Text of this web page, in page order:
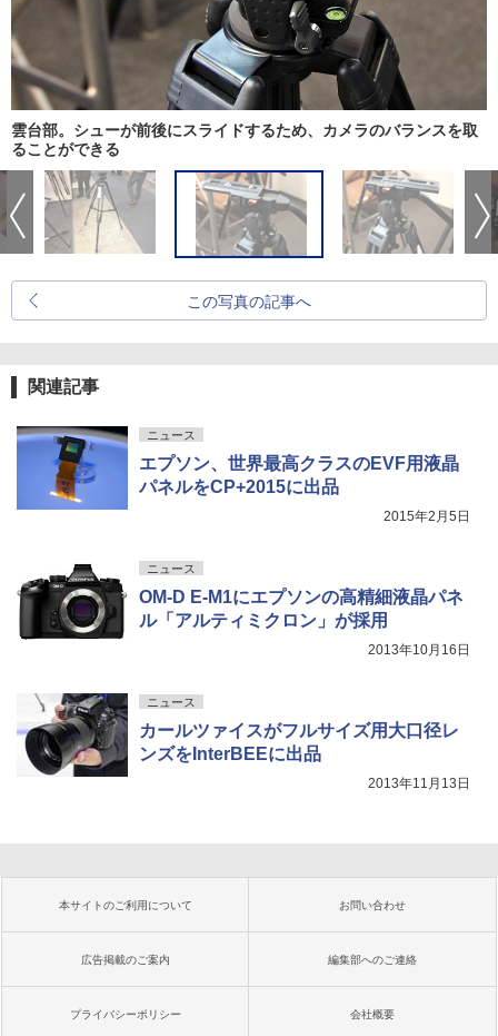
雲台部。シューが前後にスライドするため、カメラのバランスを取
ることができる
この写真の記事へ
関連記事
ニュース
エプソン、世界最高クラスのEVF用液晶
パネルをCP+2015に出品
2015年2月5日
ニュース
OM-D E-M1にエプソンの高精細液晶パネ
ル「アルティミクロン」が採用
2013年10月16日
ニュース
カールツァイスがフルサイズ用大口径レ
ンズをInterBEEに出品
2013年11月13日
本サイトのご利用について お問い合わせ
広告掲載のご案内 編集部へのご連絡
プライバシーポリシー 会社概要